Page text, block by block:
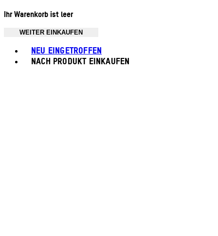
Ihr Warenkorb ist leer
WEITER EINKAUFEN
NEU EINGETROFFEN
NACH PRODUKT EINKAUFEN